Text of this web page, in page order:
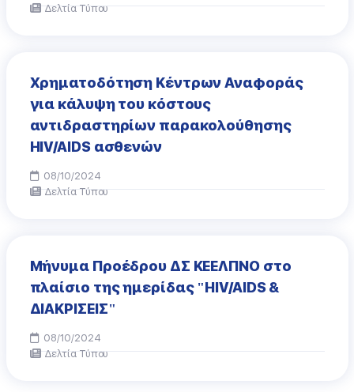
Δελτία Τύπου
Χρηματοδότηση Κέντρων Αναφοράς
για κάλυψη του κόστους
αντιδραστηρίων παρακολούθησης
HIV/AIDS ασθενών
08/10/2024
Δελτία Τύπου
Μήνυμα Προέδρου ΔΣ ΚΕΕΛΠΝΟ στο
πλαίσιο της ημερίδας "HIV/AIDS &
ΔΙΑΚΡΙΣΕΙΣ"
08/10/2024
Δελτία Τύπου